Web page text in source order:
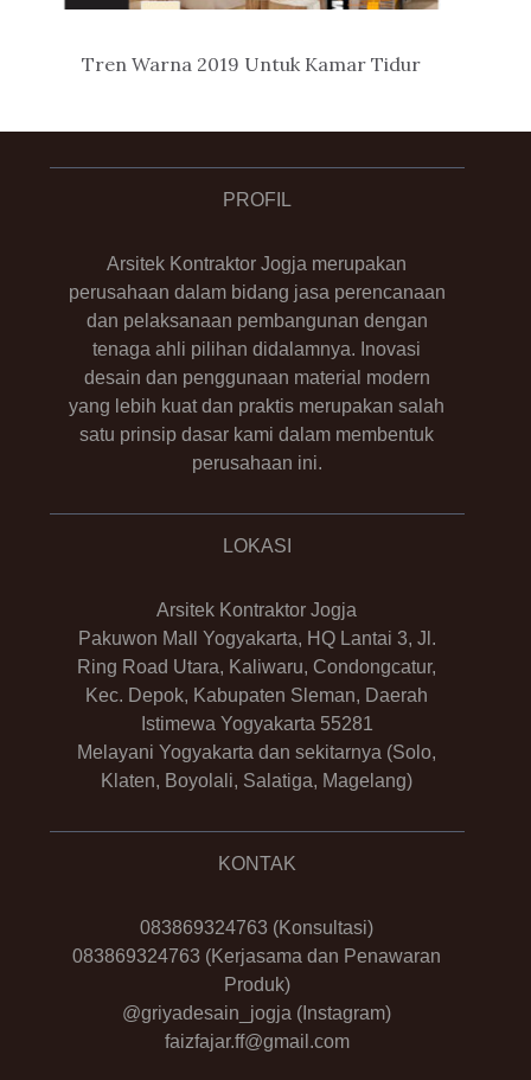
Tren Warna 2019 Untuk Kamar Tidur
PROFIL
Arsitek Kontraktor Jogja merupakan
perusahaan dalam bidang jasa perencanaan
dan pelaksanaan pembangunan dengan
tenaga ahli pilihan didalamnya. Inovasi
desain dan penggunaan material modern
yang lebih kuat dan praktis merupakan salah
satu prinsip dasar kami dalam membentuk
perusahaan ini.
LOKASI
Arsitek Kontraktor Jogja
Pakuwon Mall Yogyakarta, HQ Lantai 3, Jl.
Ring Road Utara, Kaliwaru, Condongcatur,
Kec. Depok, Kabupaten Sleman, Daerah
Istimewa Yogyakarta 55281
Melayani Yogyakarta dan sekitarnya (Solo,
Klaten, Boyolali, Salatiga, Magelang)
KONTAK
083869324763 (Konsultasi)
083869324763 (Kerjasama dan Penawaran
Produk)
@griyadesain_jogja (Instagram)
faizfajar.ff@gmail.com